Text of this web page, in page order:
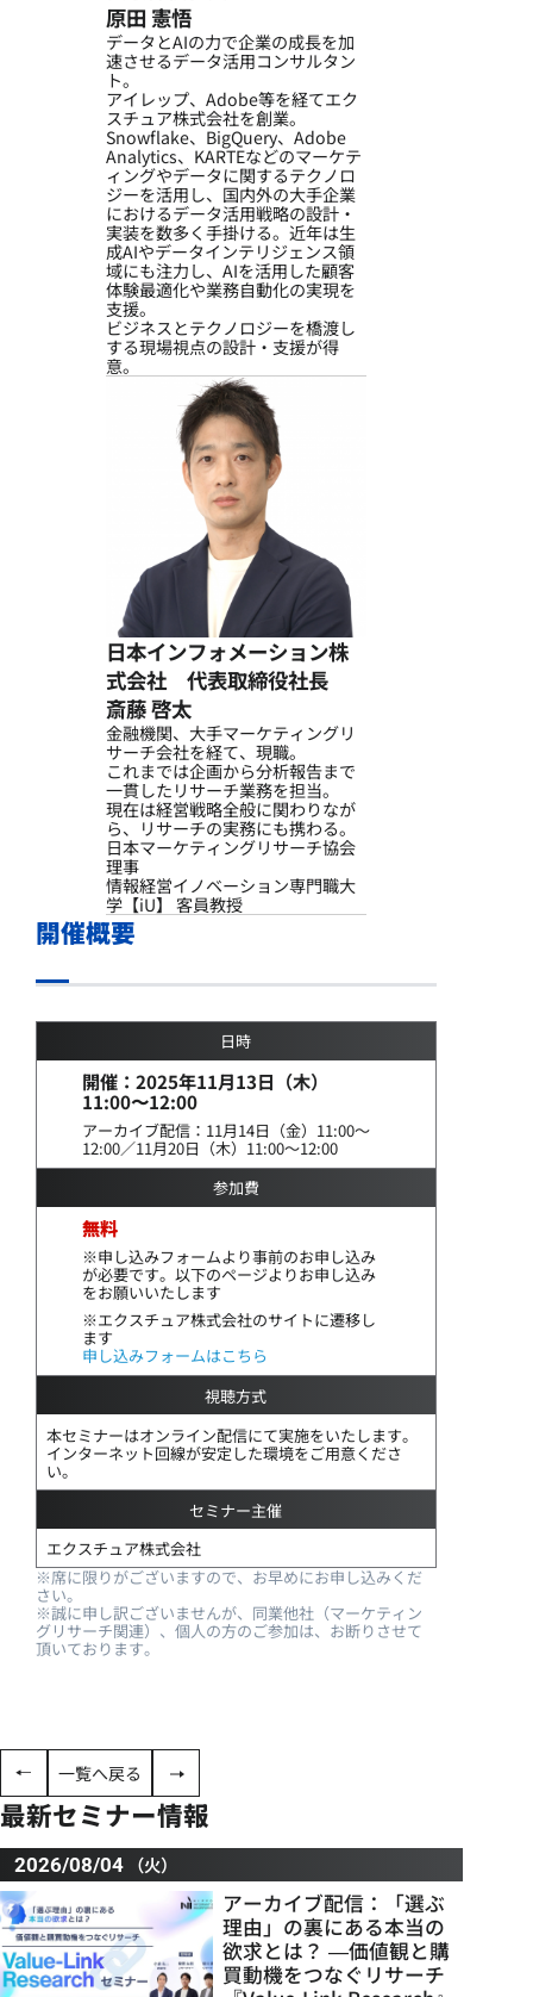
原田 憲悟
データとAIの力で企業の成長を加
速させるデータ活用コンサルタン
ト。
アイレップ、Adobe等を経てエク
スチュア株式会社を創業。
Snowflake、BigQuery、Adobe
Analytics、KARTEなどのマーケテ
ィングやデータに関するテクノロ
ジーを活用し、国内外の大手企業
におけるデータ活用戦略の設計・
実装を数多く手掛ける。近年は生
成AIやデータインテリジェンス領
域にも注力し、AIを活用した顧客
体験最適化や業務自動化の実現を
支援。
ビジネスとテクノロジーを橋渡し
する現場視点の設計・支援が得
意。
日本インフォメーション株
式会社 代表取締役社長
斎藤 啓太
金融機関、大手マーケティングリ
サーチ会社を経て、現職。
これまでは企画から分析報告まで
一貫したリサーチ業務を担当。
現在は経営戦略全般に関わりなが
ら、リサーチの実務にも携わる。
日本マーケティングリサーチ協会
理事
情報経営イノベーション専門職大
学【iU】 客員教授
開催概要
日時
開催：2025年11月13日（木）
11:00〜12:00
アーカイブ配信：11月14日（金）11:00～
12:00／11月20日（木）11:00～12:00
参加費
無料
※申し込みフォームより事前のお申し込み
が必要です。以下のページよりお申し込み
をお願いいたします
※エクスチュア株式会社のサイトに遷移し
ます
申し込みフォームはこちら
視聴方式
本セミナーはオンライン配信にて実施をいたします。
インターネット回線が安定した環境をご用意くださ
い。
セミナー主催
エクスチュア株式会社
※席に限りがございますので、お早めにお申し込みくだ
さい。
※誠に申し訳ございませんが、同業他社（マーケティン
グリサーチ関連）、個人の方のご参加は、お断りさせて
頂いております。
一覧へ戻る
最新セミナー情報
2026/08/04 （火）
アーカイブ配信：「選ぶ
理由」の裏にある本当の
欲求とは？ ―価値観と購
買動機をつなぐリサーチ